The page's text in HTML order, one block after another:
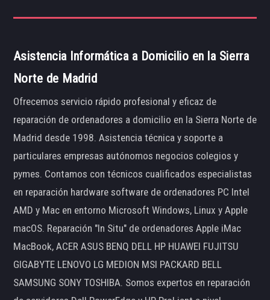
Asistencia Informática a Domicilio en la Sierra
Norte de Madrid
Ofrecemos servicio rápido profesional y eficaz de
reparación de ordenadores a domicilio en la Sierra Norte de
Madrid desde 1998. Asistencia técnica y soporte a
particulares empresas autónomos negocios colegios y
pymes. Contamos con técnicos cualificados especialistas
en reparación hardware software de ordenadores PC Intel
AMD y Mac en entorno Microsoft Windows, Linux y Apple
macOS. Reparación "In Situ" de ordenadores Apple iMac
MacBook, ACER ASUS BENQ DELL HP HUAWEI FUJITSU
GIGABYTE LENOVO LG MEDION MSI PACKARD BELL
SAMSUNG SONY TOSHIBA. Somos expertos en reparación